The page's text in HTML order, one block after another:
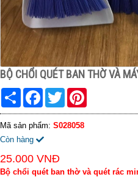
BỘ CHỔI QUÉT BAN THỜ VÀ
Share FacebookTwitter
Mã sản phẩm: S028058
Còn hàng
25.000 VNĐ
Bộ chổi quét ban thờ và quét rác